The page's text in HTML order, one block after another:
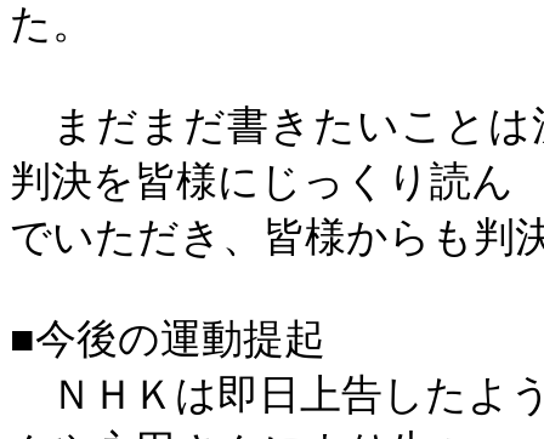
た。
まだまだ書きたいことは
判決を皆様にじっくり読ん
でいただき、皆様からも判
■今後の運動提起
ＮＨＫは即日上告したよ